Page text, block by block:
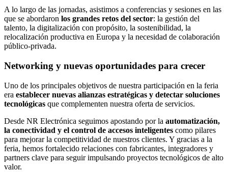
A lo largo de las jornadas, asistimos a conferencias y sesiones en las
que se abordaron los grandes retos del sector: la gestión del
talento, la digitalización con propósito, la sostenibilidad, la
relocalización productiva en Europa y la necesidad de colaboración
público-privada.
Networking y nuevas oportunidades para crecer
Uno de los principales objetivos de nuestra participación en la feria
era establecer nuevas alianzas estratégicas y detectar soluciones
tecnológicas que complementen nuestra oferta de servicios.
Desde NR Electrónica seguimos apostando por la automatización,
la conectividad y el control de accesos inteligentes como pilares
para mejorar la competitividad de nuestros clientes. Y gracias a la
feria, hemos fortalecido relaciones con fabricantes, integradores y
partners clave para seguir impulsando proyectos tecnológicos de alto
valor.